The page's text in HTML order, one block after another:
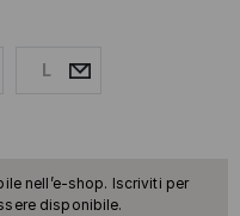
L
nell’e-shop. Iscriviti per
disponibile.